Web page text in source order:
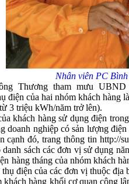
Nhân viên PC
Thương tham mưu
điện của hai nhóm khách
3 triệu kWh/năm trở lên).
khách hàng sử dụng điện
doanh nghiệp có sản lượng
cạnh đó, trang thông tin
sách các đơn vị sử dụng
hàng tháng của nhóm khách
điện của các đơn vị thuộc
hàng khối cơ quan công